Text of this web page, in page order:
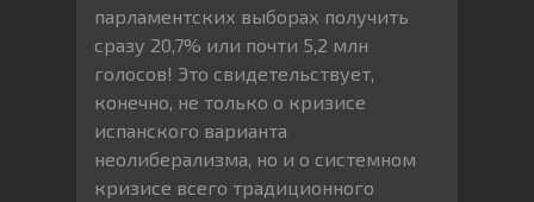
парламентских выборах получить
сразу 20,7% или почти 5,2 млн
голосов! Это свидетельствует,
конечно, не только о кризисе
испанского варианта
неолиберализма, но и о системном
кризисе всего традиционного